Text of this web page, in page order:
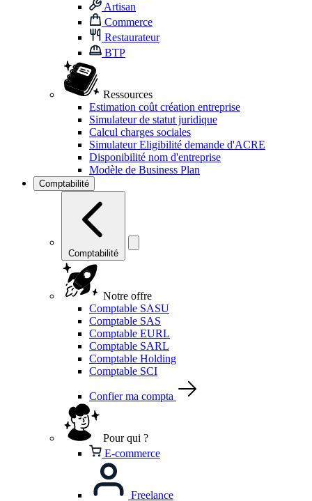
Artisan
Commerce
Restaurateur
BTP
Ressources
Estimation coût création entreprise
Simulateur de statut juridique
Calcul charges sociales
Simulateur Eligibilité demande d'ACRE
Disponibilité nom d'entreprise
Modèle de Business Plan
Comptabilité
Comptabilité
Notre offre
Comptable SASU
Comptable SAS
Comptable EURL
Comptable SARL
Comptable Holding
Comptable SCI
Confier ma compta
Pour qui ?
E-commerce
Freelance